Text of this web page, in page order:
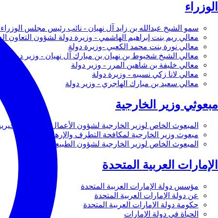
الوزراء
سمو الشيخ عبدالله بن زايد آل نهيان - نائب رئيس مجلس الوزراء
معالي ريم بنت إبراهيم الهاشمي - وزيرة دولة لشؤون التعاون
معالي نورة بنت محمد الكعبي -وزيرة دولة
معالي الشيخ شخبوط بن نهيان بن مبارك آل نهيان - وزير دولة
معالي خليفة بن شاهين المرر - وزير دولة
معالي لانا زكي نسيبه - وزيرة دولة
معالي سعيد بن مبارك الهاجري - وزير دولة
مبعوثي وزير الخارجية
المبعوث الخاص لوزير الخارجية لشؤون الأعمال والأعمال
مبعوث وزير الخارجية لمكافحة التطرف والإرهاب
المبعوث الخاص لوزير الخارجية لشؤون الطبيعة
الإمارات العربية المتحدة
مؤسس دولة الإمارات العربية المتحدة
عن دولة الإمارات العربية المتحدة
حكومة دولة الإمارات العربية المتحدة
الحياة في دولة الإمارات